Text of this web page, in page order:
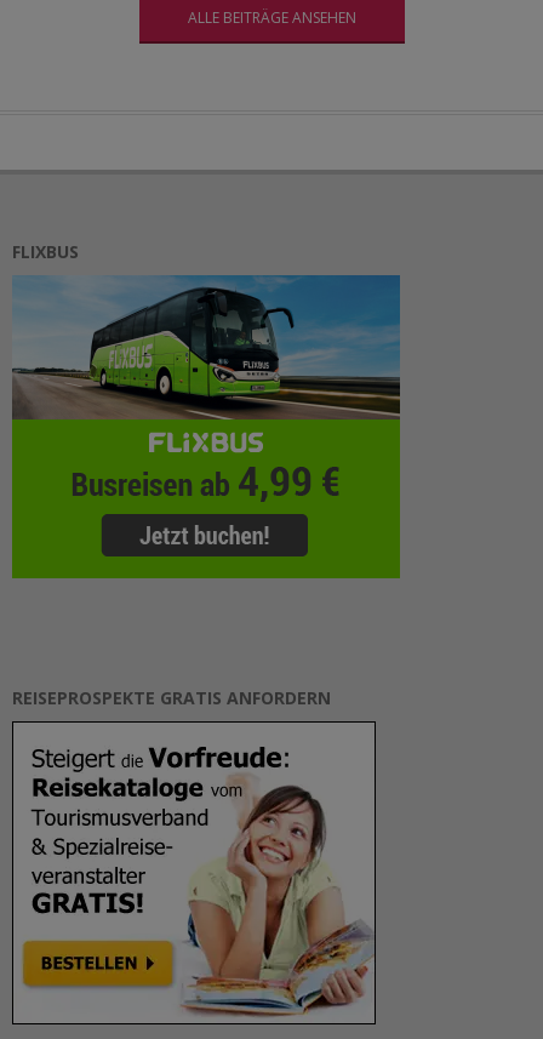
ALLE BEITRÄGE ANSEHEN
FLIXBUS
REISEPROSPEKTE GRATIS ANFORDERN